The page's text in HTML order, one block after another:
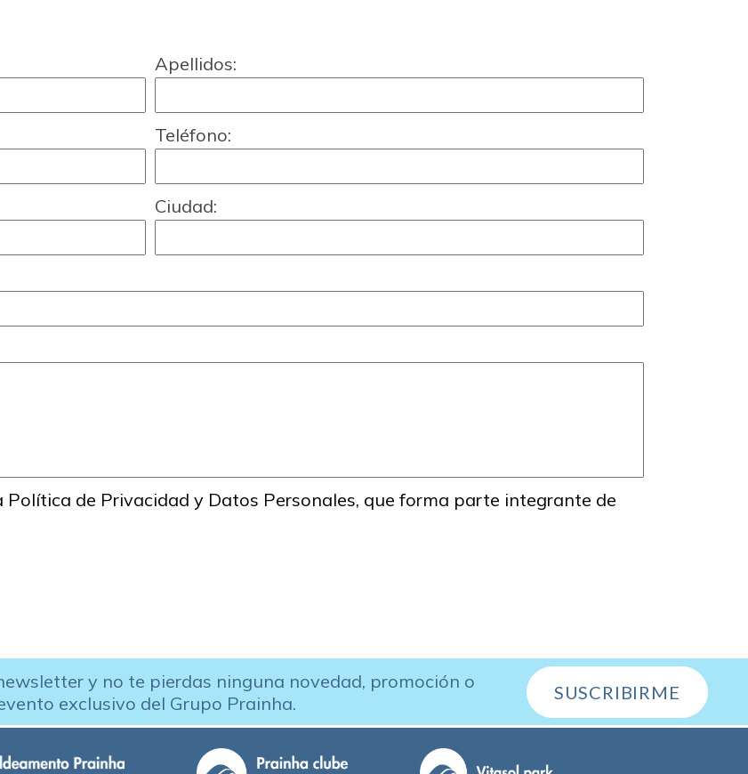
Apellidos:
Teléfono:
Ciudad:
Política de Privacidad y Datos Personales, que forma parte integrante de
y no te pierdas ninguna novedad, promoción o
exclusivo del Grupo Prainha.
SUSCRIBIRME